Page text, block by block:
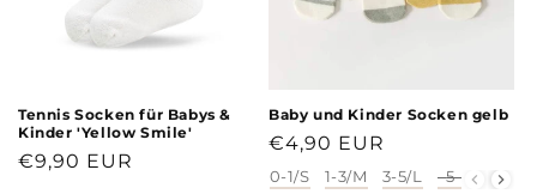
Tennis Socken für Babys &
Kinder 'Yellow Smile'
Normaler
€9,90 EUR
Baby und Kinder Socken gelb
Normaler
Preis
€4,90 EUR
Größe
0-1/S 1-3/M 3-5/L 5-8/XL